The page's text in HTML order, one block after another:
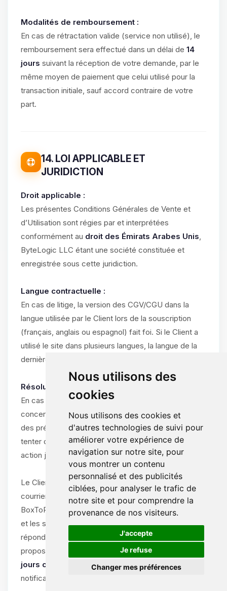
Nous utilisons des
cookies
Nous utilisons des cookies et
d'autres technologies de suivi pour
améliorer votre expérience de
navigation sur notre site, pour
vous montrer un contenu
personnalisé et des publicités
ciblées, pour analyser le trafic de
notre site et pour comprendre la
provenance de nos visiteurs.
J'accepte
Je refuse
Changer mes préférences
Modalités de remboursement :
En cas de rétractation valide (service non utilisé), le
remboursement sera effectué dans un délai de 14
jours suivant la réception de votre demande, par le
même moyen de paiement que celui utilisé pour la
transaction initiale, sauf accord contraire de votre
part.
14. LOI APPLICABLE ET
JURIDICTION
Droit applicable :
Les présentes Conditions Générales de Vente et
d’Utilisation sont régies par et interprétées
conformément au droit des Émirats Arabes Unis,
ByteLogic LLC étant une société constituée et
enregistrée sous cette juridiction.
Langue contractuelle :
En cas de litige, la version des CGV/CGU dans la
langue utilisée par le Client lors de la souscription
(français, anglais ou espagnol) fait foi. Si le Client a
utilisé le site dans plusieurs langues, la langue de la
dernière commande validée prévaut.
Résolution amiable obligatoire :
En cas de différend entre le Client et ByteLogic
concernant l’interprétation, l’exécution ou la résiliation
des présentes CGV/CGU, les parties s’engagent à
tenter de résoudre le litige à l’amiable avant toute
action judiciaire.
Le Client doit notifier le litige par écrit (e-mail ou
courrier recommandé) au support de
BoxToPlay.com, en décrivant la nature du différend
et les solutions souhaitées. ByteLogic s’engage à
répondre dans un délai de
15 jours ouvrables
proposer une solution amiable dans un délai de
jours calendaires
à compter de la réception de la
notification.
🍪